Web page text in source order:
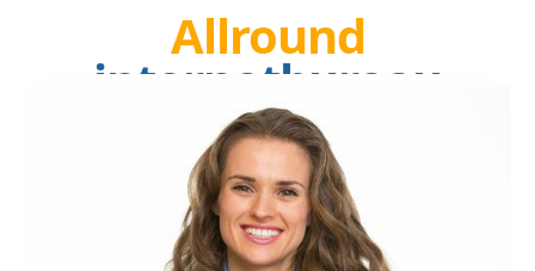
Allround
internetbureau
Hilversum
Dit is waar team
Vcreations webdesign
Hilversum zich bevindt: